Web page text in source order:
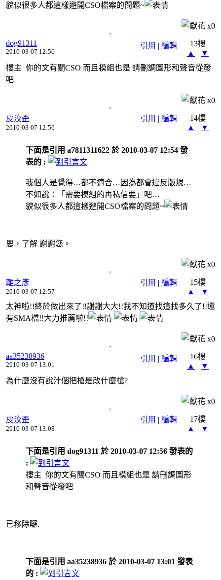
貌似很多人都這樣避開CSO檔案的問題~
x0
引用 | 編輯
dog91311
2010-03-07 12:56
13樓
▲
▼
樓主 你的文有關CSO 而且模組也是 請刪調圖形和聲音從發
吧
x0
引用 | 編輯
皮洨歪
2010-03-07 12:56
14樓
▲
▼
下面是引用 a7811311622 於 2010-03-07 12:54 發
表的 :
我個人是覺得…都不適合…因為都會違反版規…
不如說：「需要模組的再私信要」吧…
貌似很多人都這樣避開CSO檔案的問題~
恩，了解 謝謝您。
x0
引用 | 編輯
離之彥
2010-03-07 12:57
15樓
▲
▼
太神啦!!終於做出來了!!謝謝大大!!我不知道找這找多久了!!還
有SMA檔!!大力推薦啦!!
x0
引用 | 編輯
aa35238936
2010-03-07 13:01
16樓
▲
▼
為什麼沒有說汁個把槍是改什麼槍?
x0
引用 | 編輯
皮洨歪
2010-03-07 13:08
17樓
▲
▼
下面是引用 dog91311 於 2010-03-07 12:56 發表的
:
樓主 你的文有關CSO 而且模組也是 請刪調圖形
和聲音從發吧
已移除囉.
下面是引用 aa35238936 於 2010-03-07 13:01 發表
的 :